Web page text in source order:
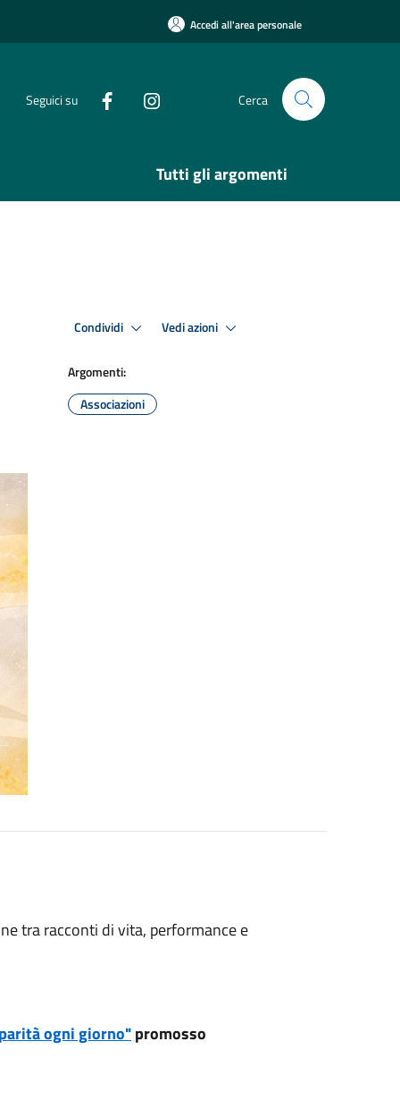
Accedi all'area personale
Seguici su Cerca
Tutti gli argomenti
Condividi Vedi azioni
Argomenti:
Associazioni
tra racconti di vita, performance e
ogni giorno"promosso